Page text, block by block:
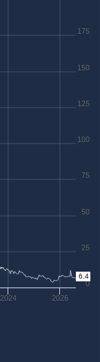
2024 2026
0
25
50
75
100
125
150
175
6.4